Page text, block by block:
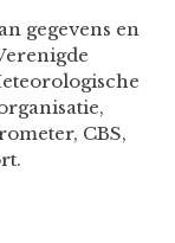
gegevens en
CBS,